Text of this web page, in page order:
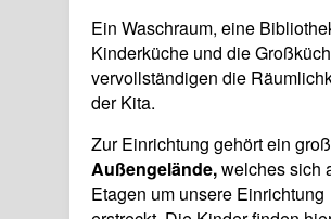
Ein Waschraum, eine
Kinderküche und die
vervollständigen die
der Kita.
Zur Einrichtung gehört ein
Außengelände,welches sich
Etagen um unsere Einrichtung